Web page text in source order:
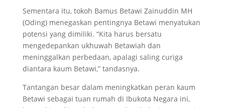
Sementara itu, tokoh Bamus Betawi Zainuddin MH
(Oding) menegaskan pentingnya Betawi menyatukan
potensi yang dimiliki. “Kita harus bersatu
mengedepankan ukhuwah Betawiah dan
meninggalkan perbedaan, apalagi saling curiga
diantara kaum Betawi,” tandasnya.
Tantangan besar dalam meningkatkan peran kaum
Betawi sebagai tuan rumah di Ibukota Negara ini,